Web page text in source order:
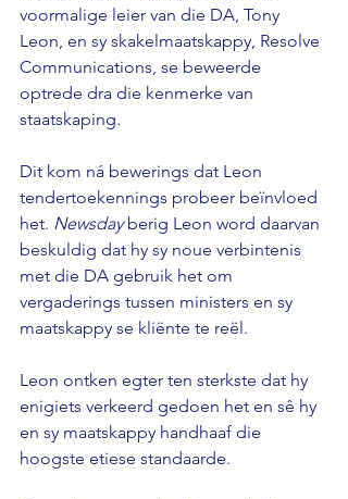
voormalige leier van die DA, Tony
Leon, en sy skakelmaatskappy, Resolve
Communications, se beweerde
optrede dra die kenmerke van
staatskaping.
Dit kom ná bewerings dat Leon
tendertoekennings probeer beïnvloed
het. Newsday berig Leon word daarvan
beskuldig dat hy sy noue verbintenis
met die DA gebruik het om
vergaderings tussen ministers en sy
maatskappy se kliënte te reël.
Leon ontken egter ten sterkste dat hy
enigiets verkeerd gedoen het en sê hy
en sy maatskappy handhaaf die
hoogste etiese standaarde.